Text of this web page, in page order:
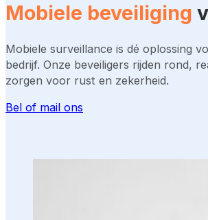
Mobiele beveiliging
Mobiele surveillance is dé oplossing
bedrijf. Onze beveiligers rijden rond,
zorgen voor rust en zekerheid.
Bel of mail ons